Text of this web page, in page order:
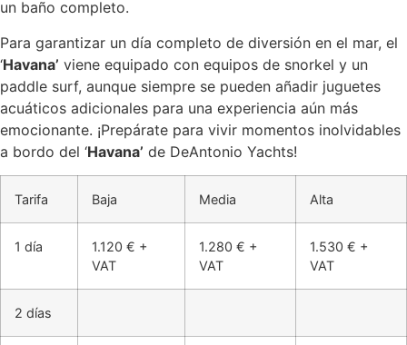
un baño completo.
Para garantizar un día completo de diversión en el mar, el
‘Havana’ viene equipado con equipos de snorkel y un
paddle surf, aunque siempre se pueden añadir juguetes
acuáticos adicionales para una experiencia aún más
emocionante. ¡Prepárate para vivir momentos inolvidables
a bordo del ‘Havana’ de DeAntonio Yachts!
Tarifa Baja Media Alta
1 día
1.120 € +
VAT
1.280 € +
VAT
1.530 € +
VAT
2 días